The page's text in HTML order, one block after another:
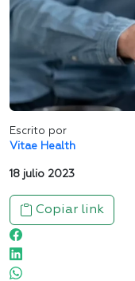
Escrito por
Vitae Health
18 julio 2023
Copiar link